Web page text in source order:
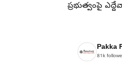
ప్రభుత్వంపై
Pakka
81k